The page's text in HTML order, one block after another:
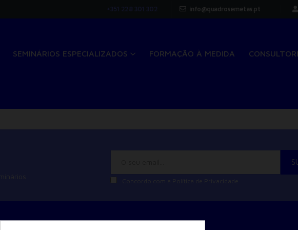
+351 228 301 302 info@quadrosemetas.pt
SEMINÁRIOS ESPECIALIZADOS FORMAÇÃO À MEDIDA